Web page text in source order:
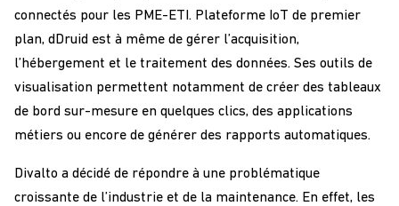
connectés pour les PME-ETI. Plateforme IoT de premier
plan, dDruid est à même de gérer l’acquisition,
l’hébergement et le traitement des données. Ses outils de
visualisation permettent notamment de créer des tableaux
de bord sur-mesure en quelques clics, des applications
métiers ou encore de générer des rapports automatiques.
Divalto a décidé de répondre à une problématique
croissante de l’industrie et de la maintenance. En effet, les